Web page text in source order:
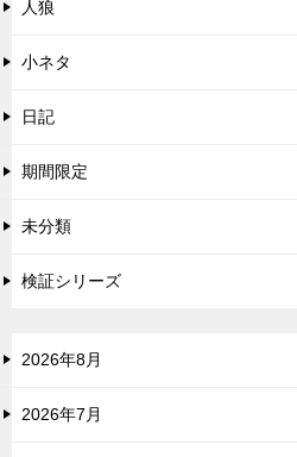
人狼
小ネタ
日記
期間限定
未分類
検証シリーズ
2026年8月
2026年7月